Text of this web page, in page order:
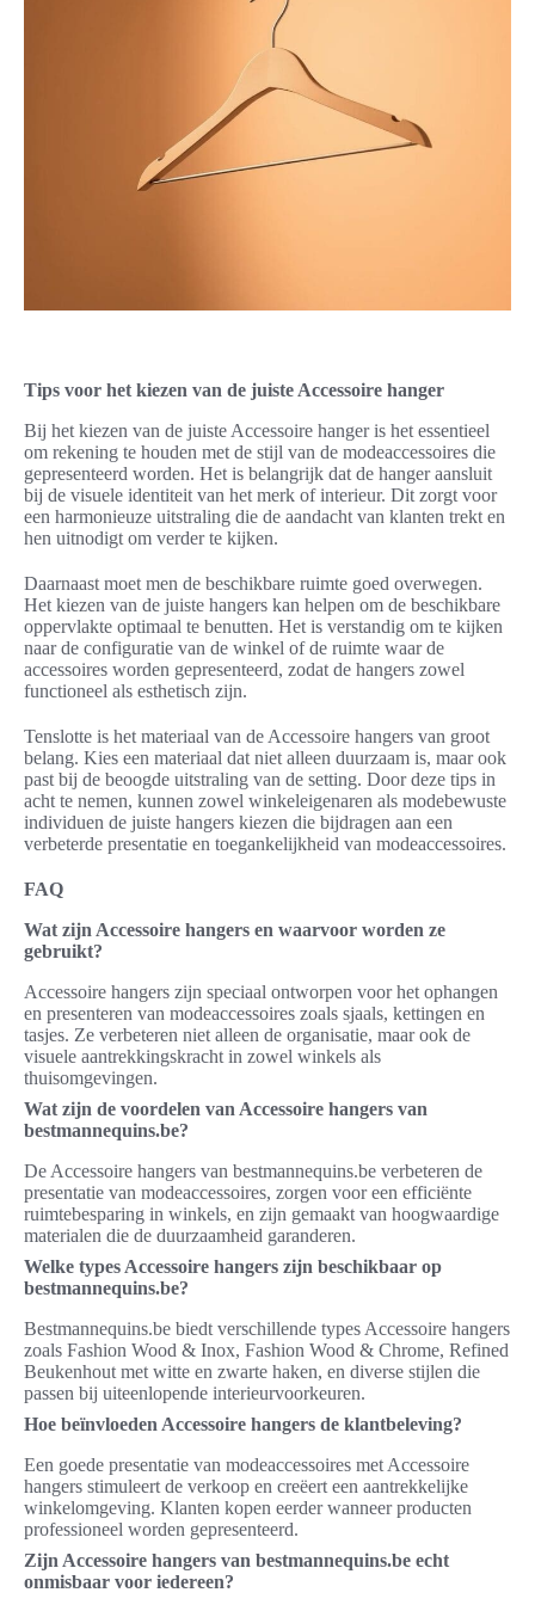
Tips voor het kiezen van de juiste Accessoire hanger
Bij het kiezen van de juiste Accessoire hanger is het essentieel
om rekening te houden met de stijl van de modeaccessoires die
gepresenteerd worden. Het is belangrijk dat de hanger aansluit
bij de visuele identiteit van het merk of interieur. Dit zorgt voor
een harmonieuze uitstraling die de aandacht van klanten trekt en
hen uitnodigt om verder te kijken.
Daarnaast moet men de beschikbare ruimte goed overwegen.
Het kiezen van de juiste hangers kan helpen om de beschikbare
oppervlakte optimaal te benutten. Het is verstandig om te kijken
naar de configuratie van de winkel of de ruimte waar de
accessoires worden gepresenteerd, zodat de hangers zowel
functioneel als esthetisch zijn.
Tenslotte is het materiaal van de Accessoire hangers van groot
belang. Kies een materiaal dat niet alleen duurzaam is, maar ook
past bij de beoogde uitstraling van de setting. Door deze tips in
acht te nemen, kunnen zowel winkeleigenaren als modebewuste
individuen de juiste hangers kiezen die bijdragen aan een
verbeterde presentatie en toegankelijkheid van modeaccessoires.
FAQ
Wat zijn Accessoire hangers en waarvoor worden ze
gebruikt?
Accessoire hangers zijn speciaal ontworpen voor het ophangen
en presenteren van modeaccessoires zoals sjaals, kettingen en
tasjes. Ze verbeteren niet alleen de organisatie, maar ook de
visuele aantrekkingskracht in zowel winkels als
thuisomgevingen.
Wat zijn de voordelen van Accessoire hangers van
bestmannequins.be?
De Accessoire hangers van bestmannequins.be verbeteren de
presentatie van modeaccessoires, zorgen voor een efficiënte
ruimtebesparing in winkels, en zijn gemaakt van hoogwaardige
materialen die de duurzaamheid garanderen.
Welke types Accessoire hangers zijn beschikbaar op
bestmannequins.be?
Bestmannequins.be biedt verschillende types Accessoire hangers
zoals Fashion Wood & Inox, Fashion Wood & Chrome, Refined
Beukenhout met witte en zwarte haken, en diverse stijlen die
passen bij uiteenlopende interieurvoorkeuren.
Hoe beïnvloeden Accessoire hangers de klantbeleving?
Een goede presentatie van modeaccessoires met Accessoire
hangers stimuleert de verkoop en creëert een aantrekkelijke
winkelomgeving. Klanten kopen eerder wanneer producten
professioneel worden gepresenteerd.
Zijn Accessoire hangers van bestmannequins.be echt
onmisbaar voor iedereen?